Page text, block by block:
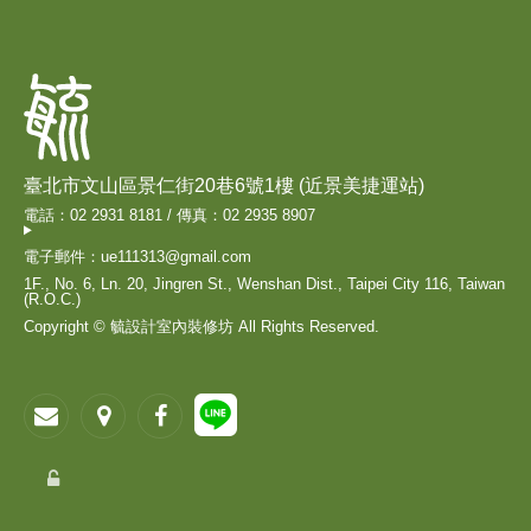
臺北市文山區景仁街20巷6號1樓 (近景美捷運站)
電話：02 2931 8181 / 傳真：02 2935 8907
電子郵件：ue111313@gmail.com
1F., No. 6, Ln. 20, Jingren St., Wenshan Dist., Taipei City 116, Taiwan
(R.O.C.)
Copyright © 毓設計室內裝修坊 All Rights Reserved.